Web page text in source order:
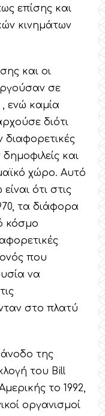
επίσης και
κινημάτων
και οι
σε
, ενώ καμία
διότι
διαφορετικές
και
χώρο. Αυτό
ότι στις
τα διάφορα
κόσμο
που
να
στο πλατύ
της
του Bill
το 1992,
οργανισμοί